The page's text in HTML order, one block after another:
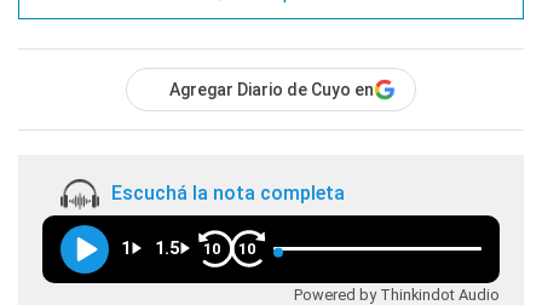
Agregar Diario de Cuyo en
Escuchá la nota completa
1 1.5 10 10
Powered by Thinkindot Audio